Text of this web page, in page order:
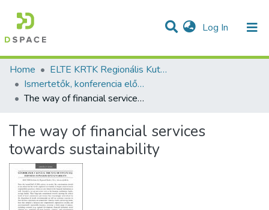
Log In (current)
Communities & Collections
Statistics
All of DSpace
Home
ELTE KRTK Regionális Kutatások Intézete
Ismertetők, konferencia előadás absztraktok - idegen nyelvű (RKI)
The way of financial services towards sustainability
The way of financial services
towards sustainability